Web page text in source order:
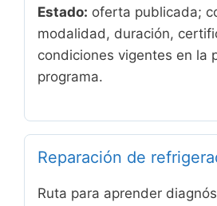
Estado: oferta publicada;
modalidad, duración,
condiciones vigentes en la
programa.
Reparación de
Ruta para aprender